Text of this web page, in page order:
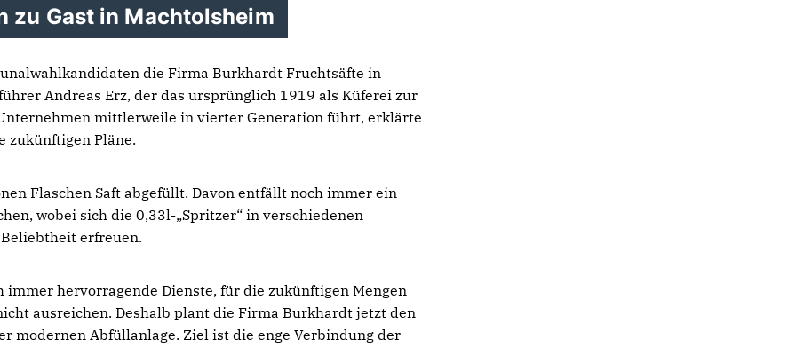
zu Gast in Machtolsheim
die Firma Burkhardt Fruchtsäfte in
Andreas Erz, der das ursprünglich 1919 als Küferei zur
mittlerweile in vierter Generation führt, erklärte
zukünftigen Pläne.
Flaschen Saft abgefüllt. Davon entfällt noch immer ein
wobei sich die 0,33l-„Spritzer“ in verschiedenen
erfreuen.
hervorragende Dienste, für die zukünftigen Mengen
ausreichen. Deshalb plant die Firma Burkhardt jetzt den
modernen Abfüllanlage. Ziel ist die enge Verbindung der